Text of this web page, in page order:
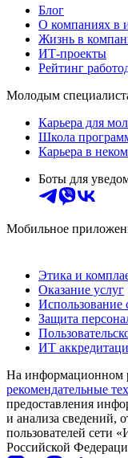
Блог
О компаниях в
Жизнь в
ИТ-проекты
Рейтинг
Молодым
Карьера для
Школа
Карьера в
Боты для
Мобильное
Этика и
Оказание услуг
Использование
Защита
ИТ
На информационном
рекомендательные
предоставления
и анализа сведений,
пользователей сети
Российской